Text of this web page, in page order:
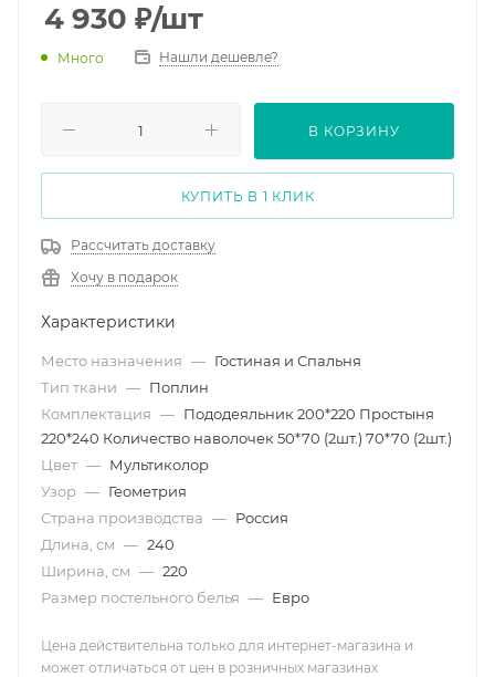
4 930 ₽/шт
Много Нашли дешевле?
В КОРЗИНУ
КУПИТЬ В 1 КЛИК
Рассчитать доставку
Хочу в подарок
Характеристики
Место назначения — Гостиная и Спальня
Тип ткани — Поплин
Комплектация — Пододеяльник 200*220 Простыня
220*240 Количество наволочек 50*70 (2шт.) 70*70 (2шт.)
Цвет — Мультиколор
Узор — Геометрия
Страна производства — Россия
Длина, см — 240
Ширина, см — 220
Размер постельного белья — Евро
Цена действительна только для интернет-магазина и
может отличаться от цен в розничных магазинах